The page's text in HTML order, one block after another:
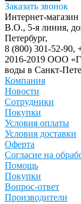
Заказать звонок
Интернет-
В.О., 5-я линия,
Петербург,
8 (800) 301-52-90,
2016-2019 ООО
воды в Санкт-
Компания
Новости
Сотрудники
Покупки
Условия оплаты
Условия доставки
Оферта
Согласие на
Помощь
Покупки
Вопрос-ответ
Производители